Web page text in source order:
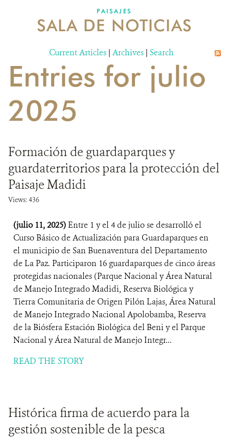
NOSOTROS
DONA
PAISAJES
SALA DE NOTICIAS
Current Articles | Archives | Search
Entries for julio
2025
Formación de guardaparques y
guardaterritorios para la protección del
Paisaje Madidi
Views: 436
(julio 11, 2025)Entre 1 y el 4 de julio se desarrolló el
Curso Básico de Actualización para Guardaparques en
el municipio de San Buenaventura del Departamento
de La Paz. Participaron 16 guardaparques de cinco áreas
protegidas nacionales (Parque Nacional y Área Natural
de Manejo Integrado Madidi, Reserva Biológica y
Tierra Comunitaria de Origen Pilón Lajas, Área Natural
de Manejo Integrado Nacional Apolobamba, Reserva
de la Biósfera Estación Biológica del Beni y el Parque
Nacional y Área Natural de Manejo Integr...
READ THE STORY
Histórica firma de acuerdo para la
gestión sostenible de la pesca